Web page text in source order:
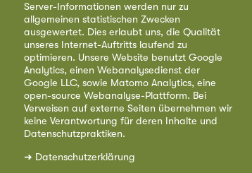
Server-Informationen werden nur zu
allgemeinen statistischen Zwecken
ausgewertet. Dies erlaubt uns, die Qualität
unseres Internet-Auftritts laufend zu
optimieren. Unsere Website benutzt Google
Analytics, einen Webanalysedienst der
Google LLC, sowie Matomo Analytics, eine
open-source Webanalyse-Plattform. Bei
Verweisen auf externe Seiten übernehmen wir
keine Verantwortung für deren Inhalte und
Datenschutzpraktiken.
➜ Datenschutzerklärung